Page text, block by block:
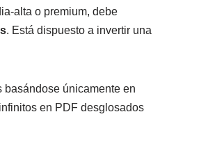
alta o premium, debe
. Está dispuesto a invertir una
basándose únicamente en
en PDF desglosados